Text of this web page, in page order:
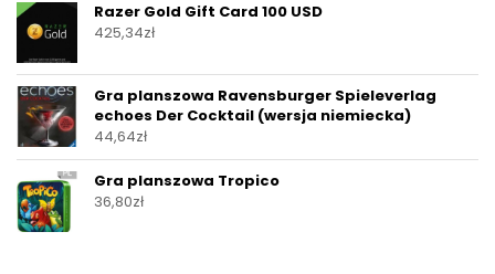
Razer Gold Gift Card 100 USD
425,34zł
Gra planszowa Ravensburger Spieleverlag
echoes Der Cocktail (wersja niemiecka)
44,64zł
Gra planszowa Tropico
36,80zł